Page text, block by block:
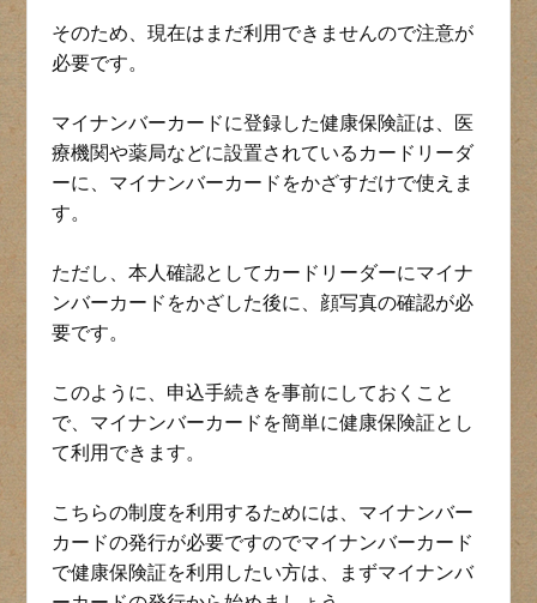
そのため、現在はまだ利用できませんので注意が
必要です。
マイナンバーカードに登録した健康保険証は、医
療機関や薬局などに設置されているカードリーダ
ーに、マイナンバーカードをかざすだけで使えま
す。
ただし、本人確認としてカードリーダーにマイナ
ンバーカードをかざした後に、顔写真の確認が必
要です。
このように、申込手続きを事前にしておくこと
で、マイナンバーカードを簡単に健康保険証とし
て利用できます。
こちらの制度を利用するためには、マイナンバー
カードの発行が必要ですのでマイナンバーカード
で健康保険証を利用したい方は、まずマイナンバ